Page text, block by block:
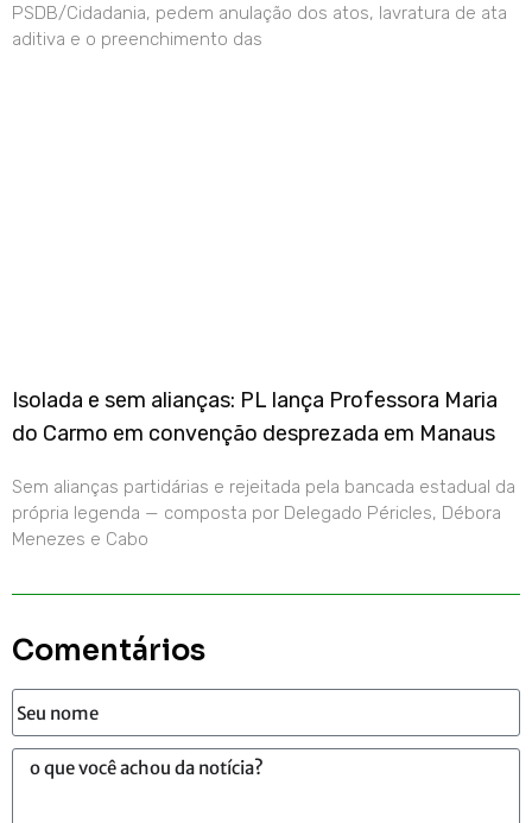
PSDB/Cidadania, pedem anulação dos atos, lavratura de ata
aditiva e o preenchimento das
Isolada e sem alianças: PL lança Professora Maria
do Carmo em convenção desprezada em Manaus
Sem alianças partidárias e rejeitada pela bancada estadual da
própria legenda — composta por Delegado Péricles, Débora
Menezes e Cabo
Comentários